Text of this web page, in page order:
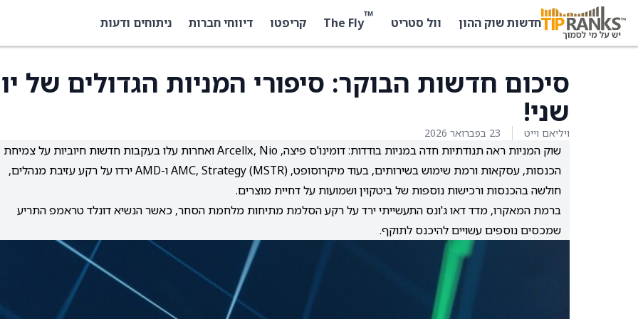
חדשות שוק ההון וול סטריט ™
The Fly קריפטו דיווחי חברות ניתוחים ודעות
סיכום חדשות הבוקר: סיפורי המניות הגדולים של
שני!
ויליאם וייט 23 בפברואר 2026
שוק המניות ראה תנודתיות חדה במניות בודדות: דומינו'ס פיצה, Arcellx, Nio ואחרות עלו בעקבות חדשות חיוביות על צמיחת
הכנסות, עסקאות ורמת שימוש בשירותים, בעוד מיקרוסופט, AMC, Strategy (MSTR) ו-AMD ירדו על רקע עזיבת מנהלים,
חולשה בהכנסות ורכישות נוספות של ביטקוין ושמועות על דחיית מוצרים.
ברמת המאקרו, מדד דאו ג'ונס התעשייתי ירד על רקע הסלמת מתיחות מלחמת הסחר, כאשר הנשיא דונלד טראמפ התריע
שמכסים נוספים עשויים להיכנס לתוקף.